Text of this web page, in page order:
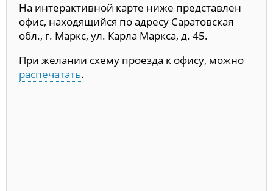
На интерактивной карте ниже представлен
офис, находящийся по адресу Саратовская
обл., г. Маркс, ул. Карла Маркса, д. 45.
При желании схему проезда к офису, можно
распечатать.